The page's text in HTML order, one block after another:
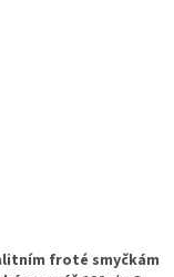
froté smyčkám